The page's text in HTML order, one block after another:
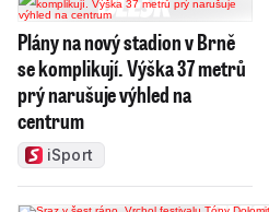
Plány na nový stadion v Brně
se komplikují. Výška 37 metrů
prý narušuje výhled na
centrum
iSport